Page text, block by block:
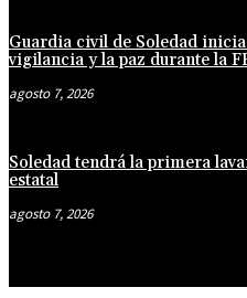
Guardia civil de Soledad
vigilancia y la paz durante la
agosto 7, 2026
Soledad tendrá la primera
estatal
agosto 7, 2026